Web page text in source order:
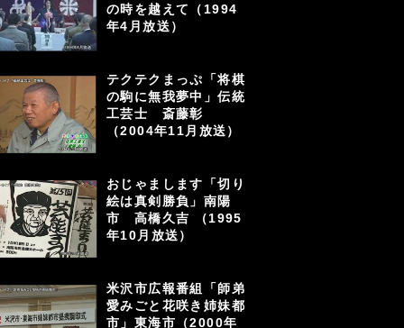
の時を越えて（1994
年4月放送）
テクテクまっぷ「将棋
の駒に無我夢中」伝統
工芸士 斎藤彰
（2004年11月放送）
おじゃまします「切り
絵は真剣勝負」南陽
市 高橋久吉 （1995
年10月放送）
米沢市広報番組「師弟
愛みごと花咲き姉妹都
市」東海市（2000年